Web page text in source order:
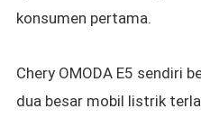
konsumen pertama.
Chery OMODA E5 sendiri
dua besar mobil listrik